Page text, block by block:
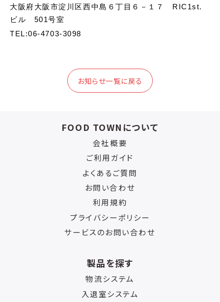
大阪府大阪市淀川区西中島６丁目６－１７ RIC1st.
ビル 501号室
TEL:06-4703-3098
お知らせ一覧に戻る
FOOD TOWNについて
会社概要
ご利用ガイド
よくあるご質問
お問い合わせ
利用規約
プライバシーポリシー
サービスのお問い合わせ
製品を探す
物流システム
入退室システム